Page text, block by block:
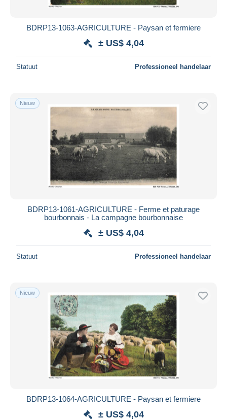
Alle looptijden
Prijs
Alleen met korting
Gratis levering
Betaalmiddelen
PayPal
Bankoverschrijving
Visa
Mastercard
iDeal
Woonplaats van de verkoper
Toepassen
BDRP13-1063-AGRICULTURE - Paysan et fermiere
± US$ 4,04
Statuut Professioneel handelaar
Nieuw
BDRP13-1061-AGRICULTURE - Ferme et paturage
bourbonnais - La campagne bourbonnaise
± US$ 4,04
Statuut Professioneel handelaar
Nieuw
BDRP13-1064-AGRICULTURE - Paysan et fermiere
± US$ 4,04